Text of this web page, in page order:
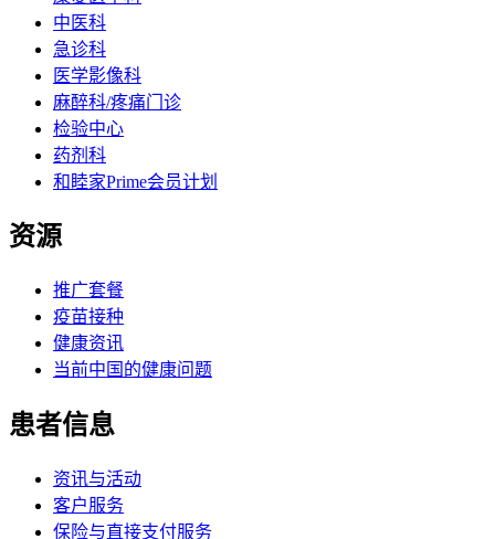
中医科
急诊科
医学影像科
麻醉科/疼痛门诊
检验中心
药剂科
和睦家Prime会员计划
资源
推广套餐
疫苗接种
健康资讯
当前中国的健康问题
患者信息
资讯与活动
客户服务
保险与直接支付服务